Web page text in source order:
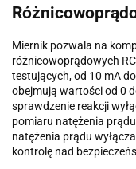
Miernik pozwala na
różnicowoprądowych
testujących, od 10 mA
obejmują wartości od 0
sprawdzenie reakcji
pomiaru natężenia
natężenia prądu
kontrolę nad